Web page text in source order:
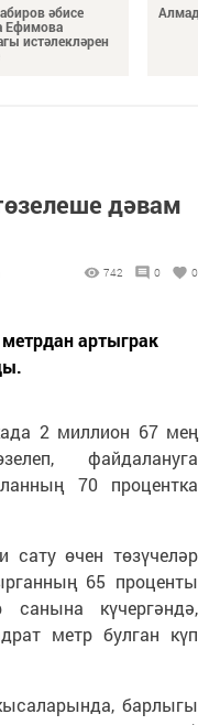
әбисе
Ефимова
истәлекләрен
дәвам
742 0 0
артыграк
2 миллион 67 мең
файдалануга
70 процентка
сату өчен төзүчеләр
65 проценты
күчергәндә,
метр булган күп
барлыгы